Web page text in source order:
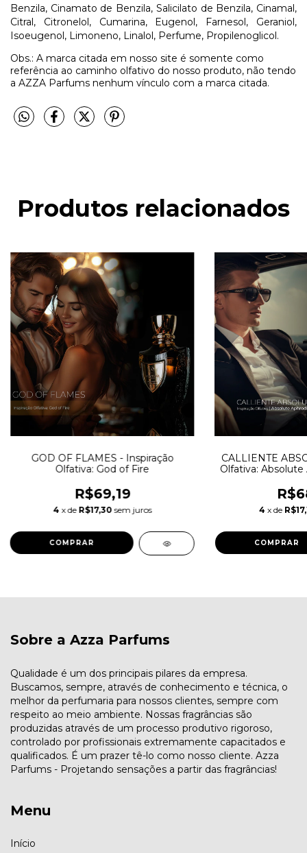
Benzila, Cinamato de Benzila, Salicilato de Benzila, Cinamal,
Citral, Citronelol, Cumarina, Eugenol, Farnesol, Geraniol,
Isoeugenol, Limoneno, Linalol, Perfume, Propilenoglicol.
Obs.: A marca citada em nosso site é somente como
referência ao caminho olfativo do nosso produto, não tendo
a AZZA Parfums nenhum vínculo com a marca citada.
Produtos relacionados
GOD OF FLAMES - Inspiração
Olfativa: God of Fire
R$69,19
4 x de R$17,30 sem juros
COMPRAR
CALLIENTE
Olfativa:
4 x de
COMPRAR
Sobre a Azza Parfums
Qualidade é um dos principais pilares da empresa.
Buscamos, sempre, através de conhecimento e técnica, o
melhor da perfumaria para nossos clientes, sempre com
respeito ao meio ambiente. Nossas fragrâncias são
produzidas através de um processo produtivo rigoroso,
controlado por profissionais extremamente capacitados e
qualificados. É um prazer tê-lo como nosso cliente. Azza
Parfums - Projetando sensações a partir das fragrâncias!
Menu
Início